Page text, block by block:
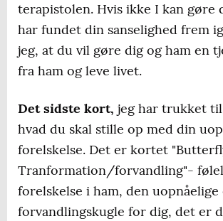
terapistolen. Hvis ikke I kan gøre
har fundet din sanselighed frem
jeg, at du vil gøre dig og ham en
fra ham og leve livet.
Det sidste kort, jeg har trukket
hvad du skal stille op med din
forelskelse. Det er kortet
Tranformation/forvandling"-
forelskelse i ham, den uopnåelige
forvandlingskugle for dig, det er